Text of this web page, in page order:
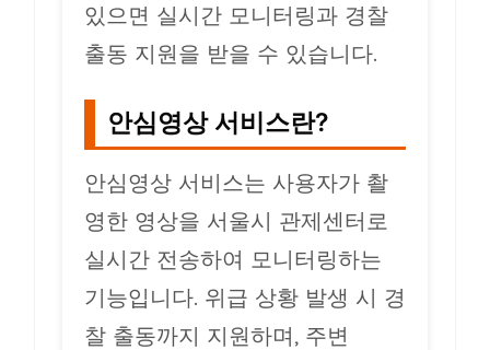
있으면 실시간 모니터링과 경찰
출동 지원을 받을 수 있습니다.
안심영상 서비스란?
안심영상 서비스는 사용자가 촬
영한 영상을 서울시 관제센터로
실시간 전송하여 모니터링하는
기능입니다. 위급 상황 발생 시 경
찰 출동까지 지원하며, 주변